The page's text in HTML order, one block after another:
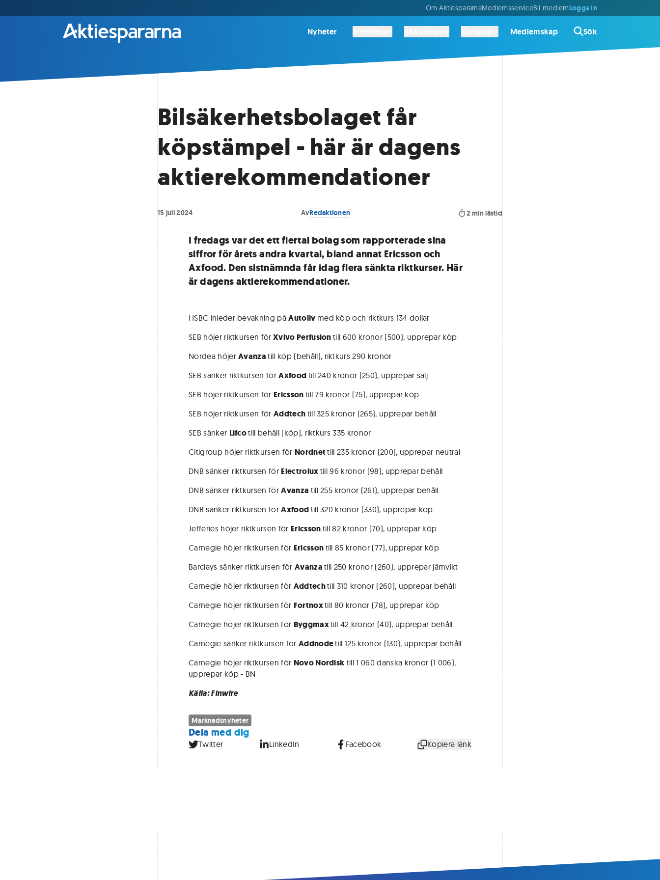
Om AktiespararnaMedlemsserviceBli medlemLogga in
Nyheter Medlemskap Sök
Bilsäkerhetsbolaget får
köpstämpel - här är dagens
aktierekommendationer
15 juli 2024 AvRedaktionen 2 min lästid
I fredags var det ett flertal bolag som rapporterade sina
siffror för årets andra kvartal, bland annat Ericsson och
Axfood. Den sistnämnda får idag flera sänkta riktkurser. Här
är dagens aktierekommendationer.
HSBC inleder bevakning påAutoliv med köp och riktkurs 134 dollar
SEB höjer riktkursen för Xvivo Perfusiontill 600 kronor (500), upprepar köp
Nordea höjerAvanzatill köp (behåll), riktkurs 290 kronor
SEB sänker riktkursen förAxfood till 240 kronor (250), upprepar sälj
SEB höjer riktkursen för Ericsson till 79 kronor (75), upprepar köp
SEB höjer riktkursen för Addtech till 325 kronor (265), upprepar behåll
SEB sänker Lifcotill behåll (köp), riktkurs 335 kronor
Citigroup höjer riktkursen för Nordnettill 235 kronor (200), upprepar neutral
DNB sänker riktkursen för Electrolux till 96 kronor (98), upprepar behåll
DNB sänker riktkursen förAvanza till 255 kronor (261), upprepar behåll
DNB sänker riktkursen förAxfood till 320 kronor (330), upprepar köp
Jefferies höjer riktkursen för Ericsson till 82 kronor (70), upprepar köp
Carnegie höjer riktkursen för Ericsson till 85 kronor (77), upprepar köp
Barclays sänker riktkursen för Avanzatill 250 kronor (260), upprepar jämvikt
Carnegie höjer riktkursen för Addtechtill 310 kronor (260), upprepar behåll
Carnegie höjer riktkursen för Fortnoxtill 80 kronor (78), upprepar köp
Carnegie höjer riktkursen för Byggmaxtill 42 kronor (40), upprepar behåll
Carnegie sänker riktkursen för Addnodetill 125 kronor (130), upprepar behåll
Carnegie höjer riktkursen för Novo Nordisk till 1 060 danska kronor (1 006),
upprepar köp - BN
Källa: Finwire
Marknadsnyheter
Dela med dig
Twitter LinkedIn Facebook Kopiera länk